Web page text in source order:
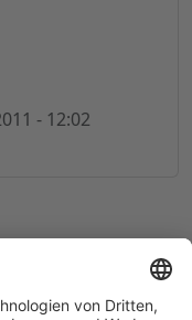
- 12:02